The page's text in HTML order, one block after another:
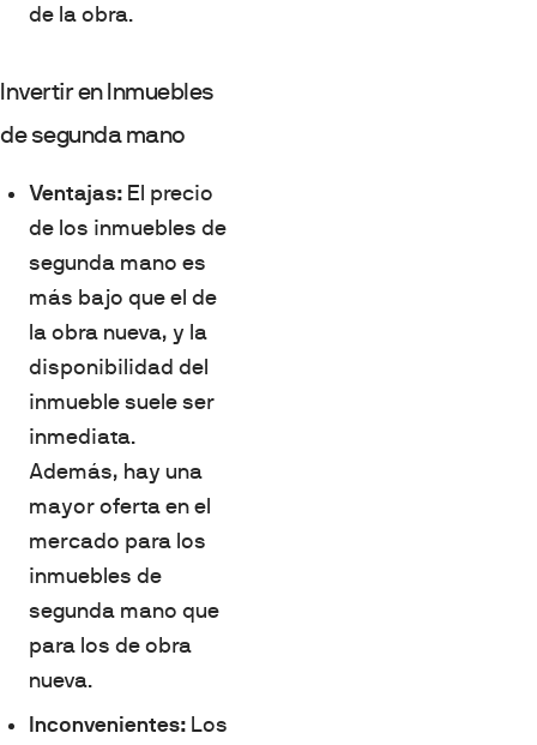
de la obra.
Invertir en Inmuebles
de segunda mano
Ventajas: El precio
de los inmuebles de
segunda mano es
más bajo que el de
la obra nueva, y la
disponibilidad del
inmueble suele ser
inmediata.
Además, hay una
mayor oferta en el
mercado para los
inmuebles de
segunda mano que
para los de obra
nueva.
Inconvenientes: Los